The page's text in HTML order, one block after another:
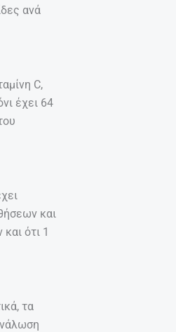
ανά
C,
έχει 64
και
ότι 1
τα